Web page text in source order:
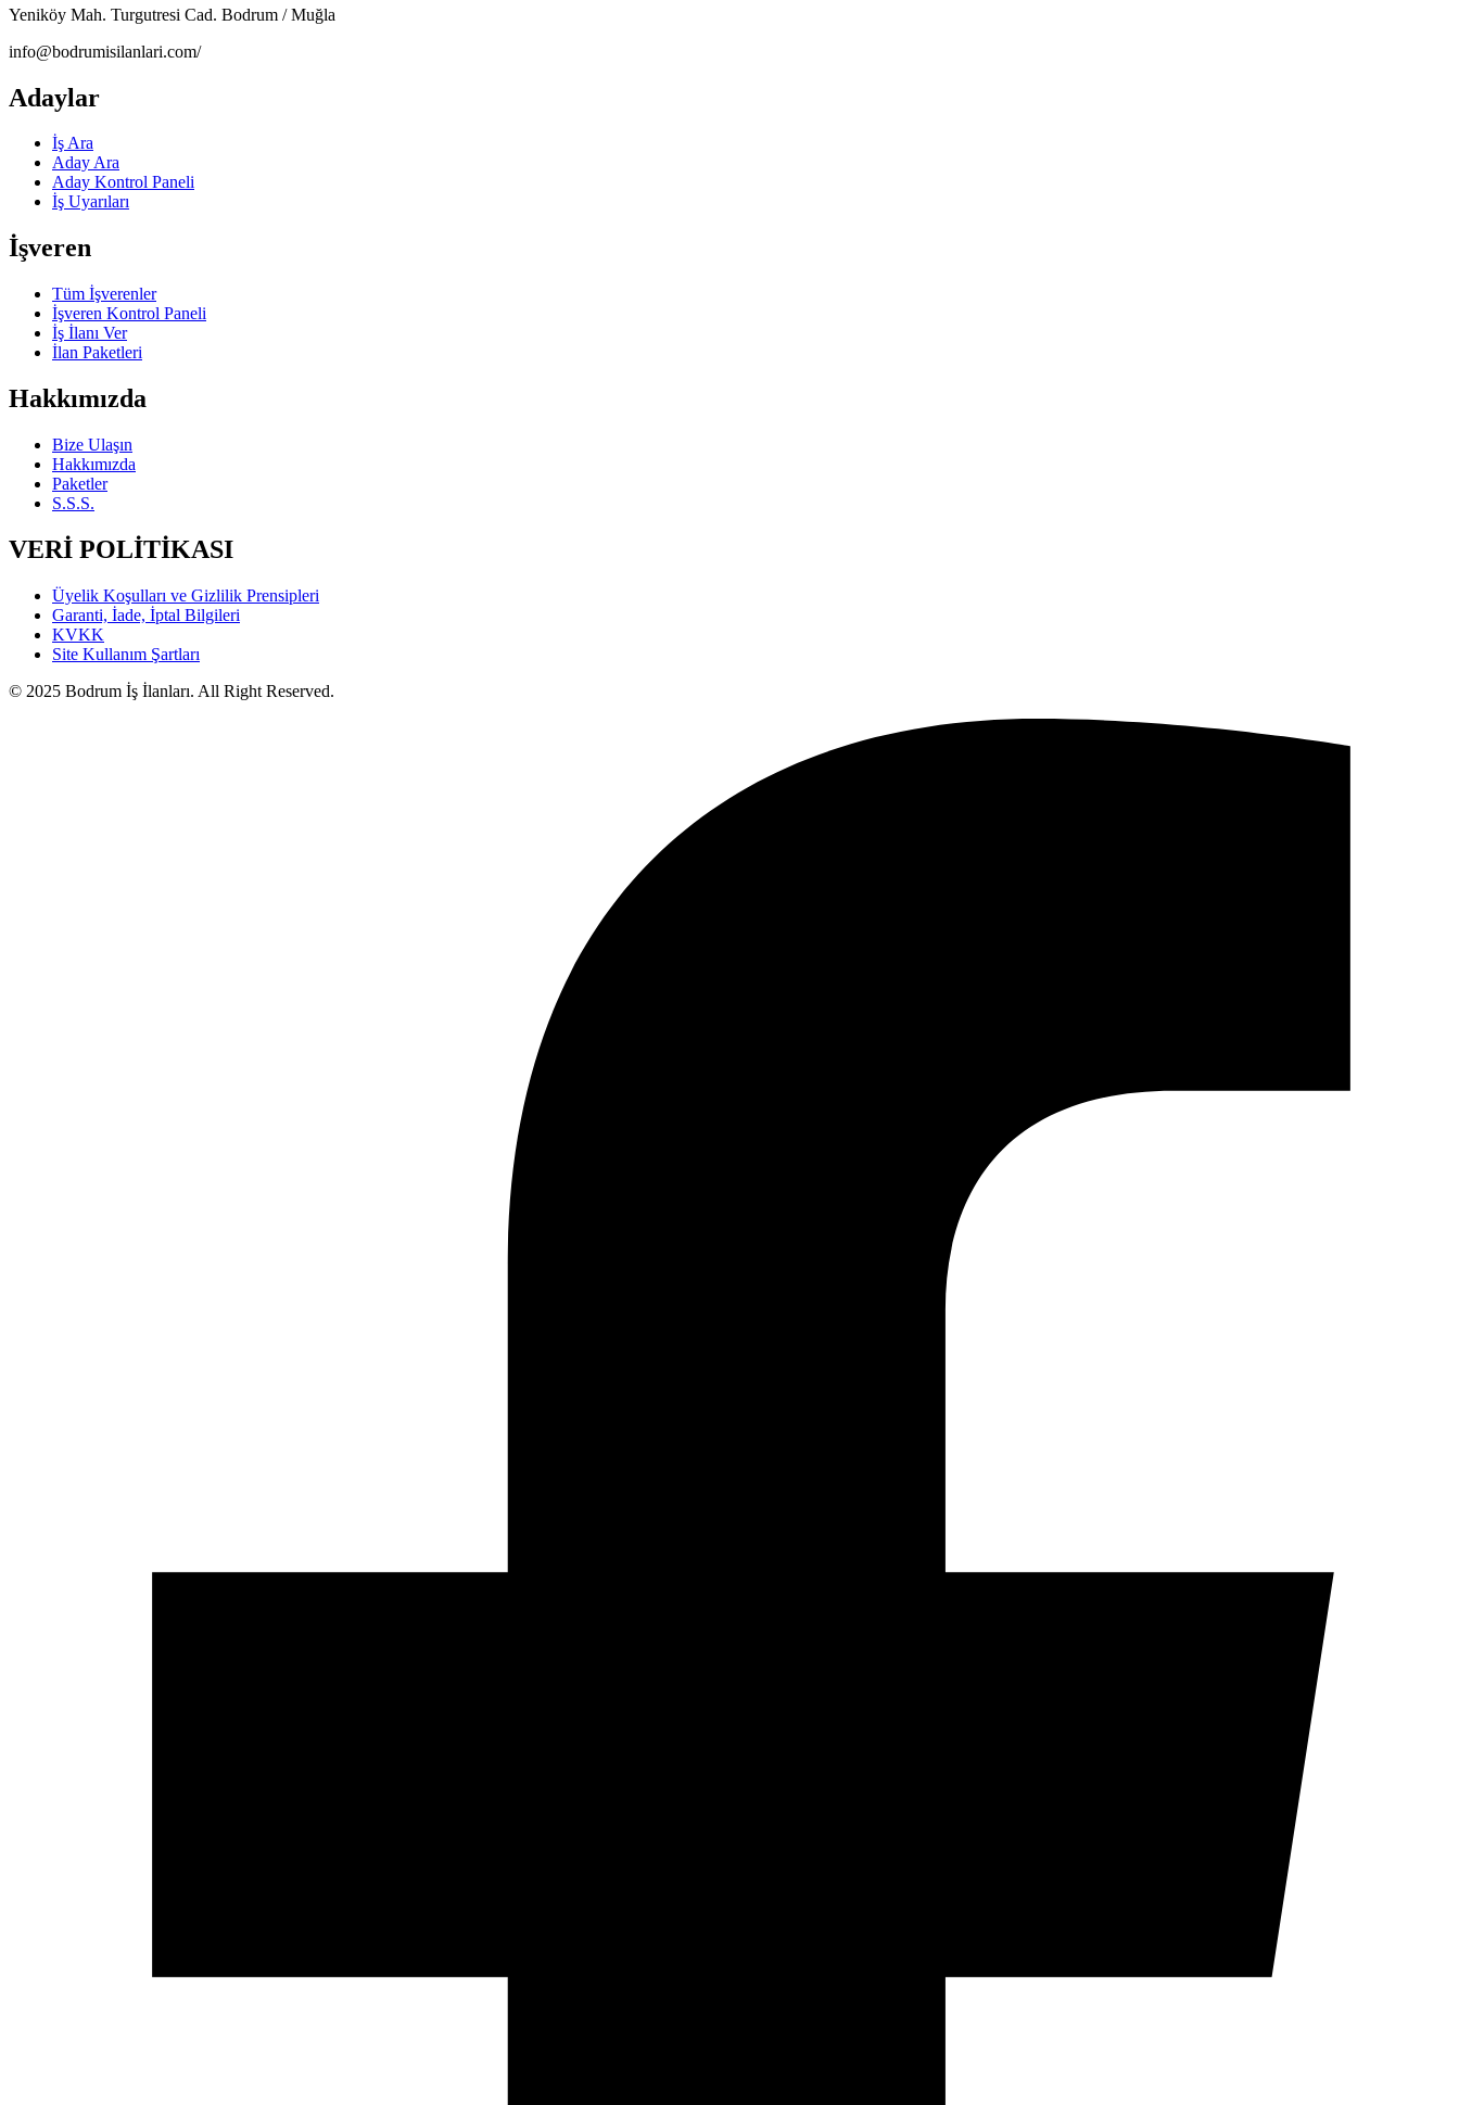
Yeniköy Mah. Turgutresi Cad. Bodrum / Muğla
info@bodrumisilanlari.com/
Adaylar
İş Ara
Aday Ara
Aday Kontrol Paneli
İş Uyarıları
İşveren
Tüm İşverenler
İşveren Kontrol Paneli
İş İlanı Ver
İlan Paketleri
Hakkımızda
Bize Ulaşın
Hakkımızda
Paketler
S.S.S.
VERİ POLİTİKASI
Üyelik Koşulları ve Gizlilik Prensipleri
Garanti, İade, İptal Bilgileri
KVKK
Site Kullanım Şartları
© 2025 Bodrum İş İlanları. All Right Reserved.